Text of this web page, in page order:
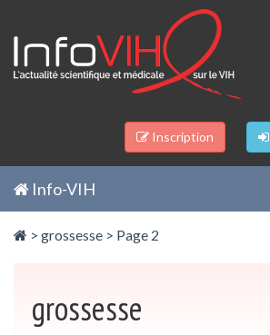
Inscription
Info-VIH
> grossesse > Page 2
grossesse
Panneau de gestion des cookies